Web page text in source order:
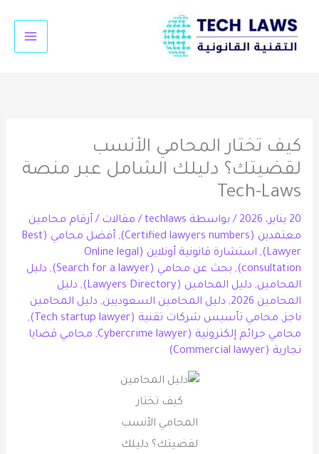
المحتوى
كيف تختار المحامي الأنسب
لقضيتك؟ دليلك الشامل عبر منصة
Tech-Laws
20 يناير، 2026 / بواسطة techlaws
/ مقالات / أرقام محامين
معتمدين (Certified lawyers numbers)
,
أفضل محامي (Best
Lawyer)
,
استشارة قانونية أونلاين (Online legal
consultation)
, بحث عن محامي (Search for a lawyer) , دليل
المحامين, دليل المحامين (Lawyers Directory) , دليل
المحامين 2026
, دليل المحامين السعوديين, دليل المحامين
ناجز, محامي تأسيس شركات تقنية (Tech startup lawyer)
,
محامي جرائم إلكترونية (Cybercrime lawyer
, محامي قضايا
تجارية (Commercial lawyer)
كيف تختار
المحامي الأنسب
لقضيتك؟ دليلك